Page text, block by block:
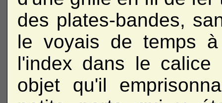
des plates-bandes,
le voyais de temps
l'index dans le
objet qu'il